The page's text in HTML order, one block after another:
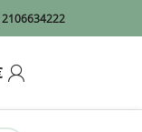
2106634222